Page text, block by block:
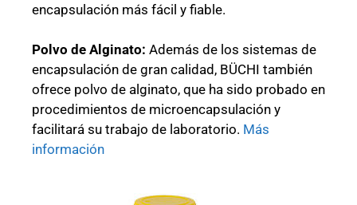
encapsulación más fácil y fiable.
Polvo de Alginato: Además de los sistemas de
encapsulación de gran calidad, BÜCHI también
ofrece polvo de alginato, que ha sido probado en
procedimientos de microencapsulación y
facilitará su trabajo de laboratorio. Más
información